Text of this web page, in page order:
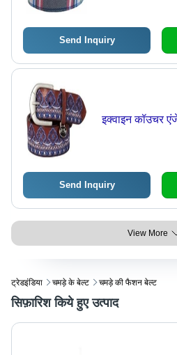
Send Inquiry
इक्वाइन कॉउचर
Send Inquiry
View More
ट्रेडइंडिया चमड़े के बेल्ट चमड़े की फैशन बेल्ट
सिफ़ारिश किये हुए उत्पाद